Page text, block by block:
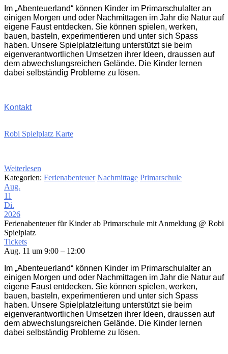
Im „Abenteuerland“ können Kinder im Primarschulalter an
einigen Morgen und oder Nachmittagen im Jahr die Natur auf
eigene Faust entdecken. Sie können spielen, werken,
bauen, basteln, experimentieren und unter sich Spass
haben. Unsere Spielplatzleitung unterstützt sie beim
eigenverantwortlichen Umsetzen ihrer Ideen, draussen auf
dem abwechslungsreichen Gelände. Die Kinder lernen
dabei selbständig Probleme zu lösen.
Kontakt
Robi Spielplatz Karte
Weiterlesen
Kategorien: Ferienabenteuer Nachmittage Primarschule
Aug.
11
Di.
2026
Ferienabenteuer für Kinder ab Primarschule mit Anmeldung @ Robi
Spielplatz
Tickets
Aug. 11 um 9:00 – 12:00
Im „Abenteuerland“ können Kinder im Primarschulalter an
einigen Morgen und oder Nachmittagen im Jahr die Natur auf
eigene Faust entdecken. Sie können spielen, werken,
bauen, basteln, experimentieren und unter sich Spass
haben. Unsere Spielplatzleitung unterstützt sie beim
eigenverantwortlichen Umsetzen ihrer Ideen, draussen auf
dem abwechslungsreichen Gelände. Die Kinder lernen
dabei selbständig Probleme zu lösen.